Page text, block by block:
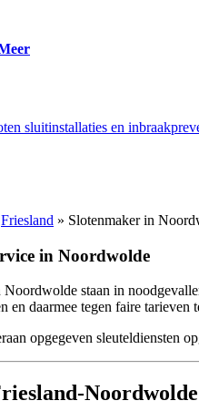
sluitinstallaties en
Friesland » Slotenmaker in
in Noordwolde
staan in
en daarmee tegen faire tarieven
opgegeven sleuteldiensten
Noordwolde